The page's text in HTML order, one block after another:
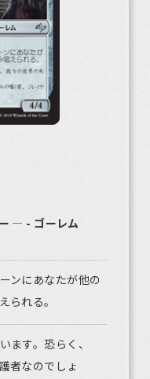
― - ゴーレム
ンにあなたが他の
られる。
ます。恐らく、
者なのでしょ